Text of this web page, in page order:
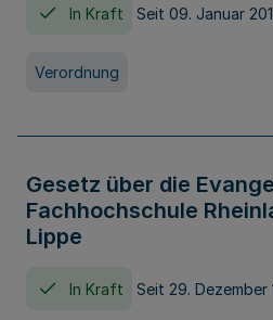
In Kraft Seit 09. Januar
Verordnung
Gesetz über die
Fachhochschule
Lippe
In Kraft Seit 29. Dezember